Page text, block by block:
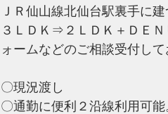
ＪＲ仙山線北仙台駅裏手に
３ＬＤＫ⇒２ＬＤＫ＋ＤＥ
ォームなどのご相談受付し
〇現況渡し
〇通勤に便利２沿線利用可